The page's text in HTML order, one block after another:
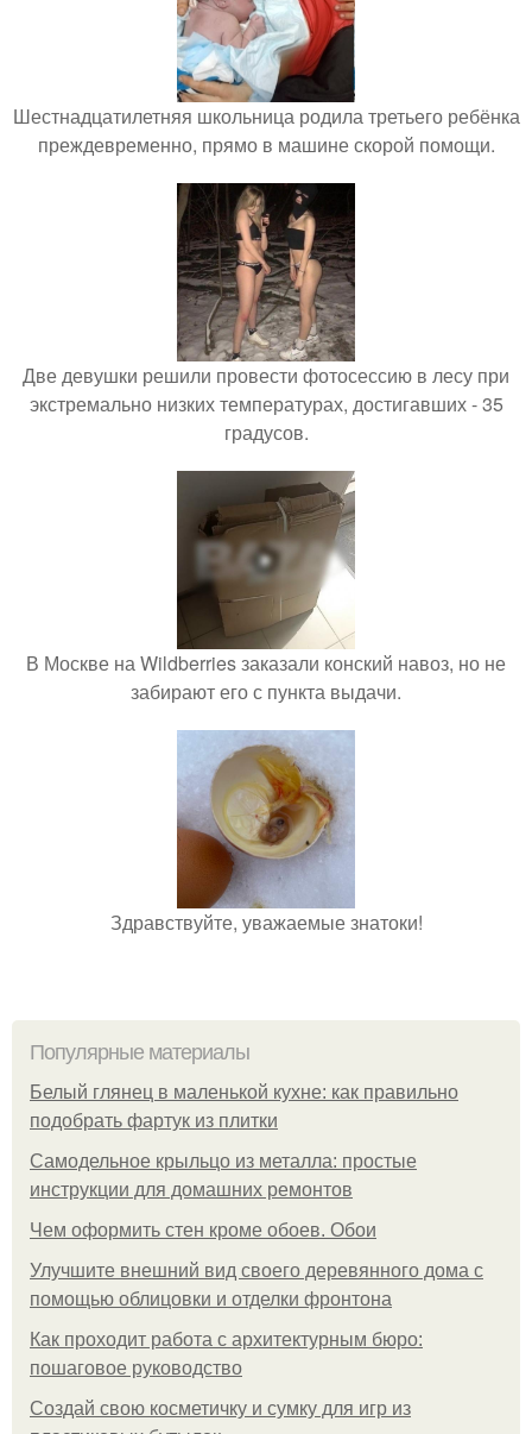
Шестнадцатилетняя школьница родила третьего ребёнка
преждевременно, прямо в машине скорой помощи.
Две девушки решили провести фотосессию в лесу при
экстремально низких температурах, достигавших - 35
градусов.
В Москве на Wildberries заказали конский навоз, но не
забирают его с пункта выдачи.
Здравствуйте, уважаемые знатоки!
Популярные материалы
Белый глянец в маленькой кухне: как правильно
подобрать фартук из плитки
Самодельное крыльцо из металла: простые
инструкции для домашних ремонтов
Чем оформить стен кроме обоев. Обои
Улучшите внешний вид своего деревянного дома с
помощью облицовки и отделки фронтона
Как проходит работа с архитектурным бюро:
пошаговое руководство
Создай свою косметичку и сумку для игр из